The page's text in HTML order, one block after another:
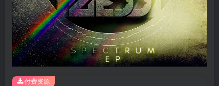
付费资源